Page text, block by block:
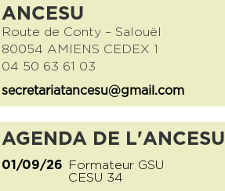
ANCESU
Route de Conty – Salouël
80054 AMIENS CEDEX 1
04 50 63 61 03
secretariatancesu@gmail.com
AGENDA DE L'ANCESU
01/09/26
Formateur GSU
CESU 34